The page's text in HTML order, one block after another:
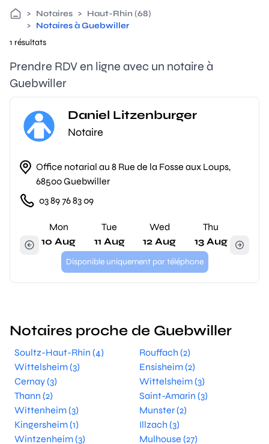
> Notaires > Haut-Rhin (68)
> Notaires à Guebwiller
1 résultats
Prendre RDV en ligne avec un notaire à
Guebwiller
Daniel Litzenburger
Notaire
Office notarial au 8 Rue de la Fosse aux Loups,
68500 Guebwiller
03 89 76 83 09
Mon
10 Aug
Tue
11 Aug
Wed
12 Aug
Thu
13 Aug
Disponible uniquement par téléphone
Notaires proche de Guebwiller
Soultz-Haut-Rhin (4)
Rouffach (2)
Wittelsheim (3)
Ensisheim (2)
Cernay (3)
Wittelsheim (3)
Thann (2)
Saint-Amarin (3)
Wittenheim (3)
Munster (2)
Kingersheim (1)
Illzach (3)
Wintzenheim (3)
Mulhouse (27)